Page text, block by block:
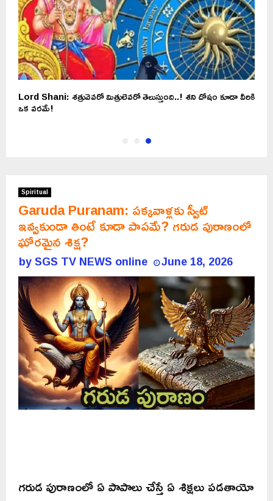
Lord Shani: శత్రువెవరో మిత్రులెవరో తెలుస్తుంది..! శని దోషం కూడా వీరికి
ఒక వరమే!
Spiritual
Garuda Puranam: పక్కవాళ్లకు స్వీట్
ఇవ్వకుండా తింటే కూడా పాపమే? గరుడ పురాణంలో
ఘోరమైన శిక్ష?
bySGS TV NEWS online June 18, 2026
గరుడ పురాణంలో ఏ పాపాలు చేస్తే ఏ శిక్షలు పడతాయో